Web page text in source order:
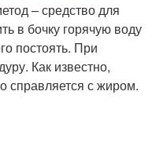
– средство для
в бочку горячую воду
постоять. При
Как известно,
справляется с жиром.